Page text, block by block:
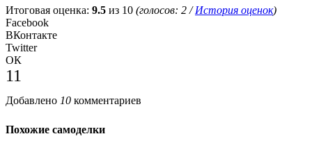
Итоговая оценка: 9.5 из 10 (голосов: 2 /История оценок)
Facebook
ВКонтакте
Twitter
ОК
11
Добавлено 10 комментариев
Похожие самоделки